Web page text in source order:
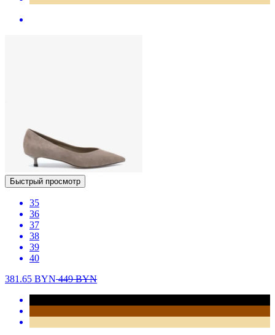
Быстрый просмотр
35
36
37
38
39
40
381.65 BYN449BYN